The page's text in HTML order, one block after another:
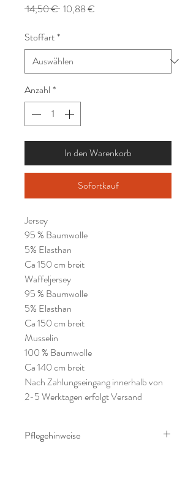
14,50 € Standardpreis
10,88 €
Stoffart*
Anzahl *
In den Warenkorb
Sofortkauf
Jersey
95 % Baumwolle
5% Elasthan
Ca 150 cm breit
Waffeljersey
95 % Baumwolle
5% Elasthan
Ca 150 cm breit
Musselin
100 % Baumwolle
Ca 140 cm breit
Nach Zahlungseingang innerhalb von
2-5 Werktagen erfolgt Versand
Pflegehinweise